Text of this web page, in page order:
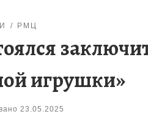
РМЦ
игрушки»
23.05.2025